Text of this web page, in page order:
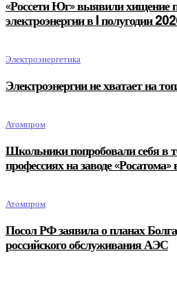
«Россети Юг» выявили хищение
электроэнергии в I полугодии
Электроэнергетика
Электроэнергии не хватает на
Атомпром
Школьники попробовали себя в
профессиях на заводе
Атомпром
Посол РФ заявила о планах
российского обслуживания АЭС